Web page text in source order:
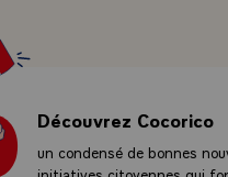
et entend vous rassembler
et ambitieux. Saint
la loi programme de 15 ans
que j'entends présenter au
volet spécifique prenant en
administratives, fiscales,
Découvrez Cocorico
un condensé de bonnes